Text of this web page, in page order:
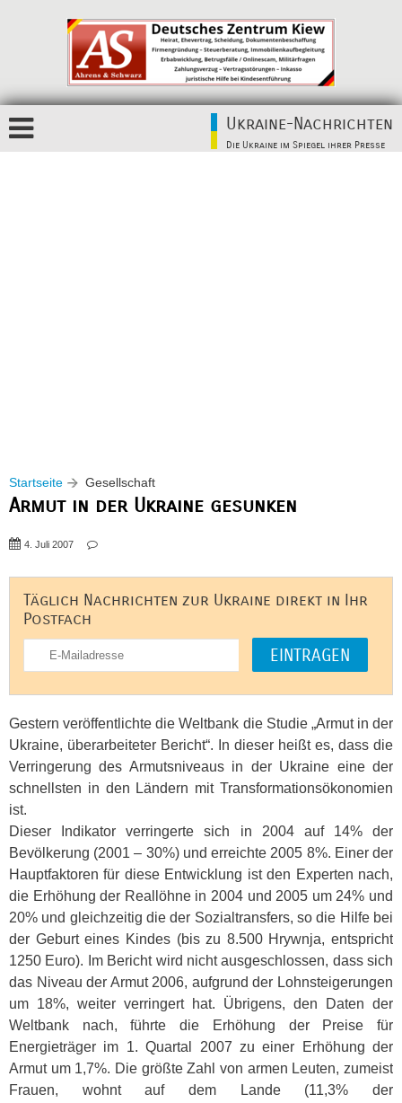
Ukraine-Nachrichten
Die Ukraine im Spiegel ihrer Presse
Startseite Gesellschaft
Armut in der Ukraine gesunken
4. Juli 2007
Täglich Nachrichten zur Ukraine direkt in Ihr
Postfach
Gestern veröffentlichte die Weltbank die Studie „Armut in der
Ukraine, überarbeiteter Bericht“. In dieser heißt es, dass die
Verringerung des Armutsniveaus in der Ukraine eine der
schnellsten in den Ländern mit Transformationsökonomien
ist.
Dieser Indikator verringerte sich in 2004 auf 14% der
Bevölkerung (2001 – 30%) und erreichte 2005 8%. Einer der
Hauptfaktoren für diese Entwicklung ist den Experten nach,
die Erhöhung der Reallöhne in 2004 und 2005 um 24% und
20% und gleichzeitig die der Sozialtransfers, so die Hilfe bei
der Geburt eines Kindes (bis zu 8.500 Hrywnja, entspricht
1250 Euro). Im Bericht wird nicht ausgeschlossen, dass sich
das Niveau der Armut 2006, aufgrund der Lohnsteigerungen
um 18%, weiter verringert hat. Übrigens, den Daten der
Weltbank nach, führte die Erhöhung der Preise für
Energieträger im 1. Quartal 2007 zu einer Erhöhung der
Armut um 1,7%. Die größte Zahl von armen Leuten, zumeist
Frauen, wohnt auf dem Lande (11,3% der